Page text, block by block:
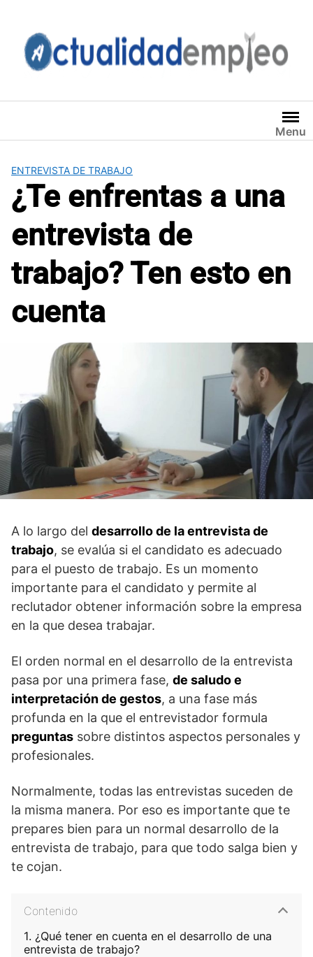
contenido
Menu
ENTREVISTA DE TRABAJO
¿Te enfrentas a una
entrevista de
trabajo? Ten esto en
cuenta
A lo largo del desarrollo de la entrevista de
trabajo, se evalúa si el candidato es adecuado
para el puesto de trabajo. Es un momento
importante para el candidato y permite al
reclutador obtener información sobre la empresa
en la que desea trabajar.
El orden normal en el desarrollo de la entrevista
pasa por una primera fase, de saludo e
interpretación de gestos, a una fase más
profunda en la que el entrevistador formula
preguntas sobre distintos aspectos personales y
profesionales.
Normalmente, todas las entrevistas suceden de
la misma manera. Por eso es importante que te
prepares bien para un normal desarrollo de la
entrevista de trabajo, para que todo salga bien y
te cojan.
Contenido
¿Qué tener en cuenta en el desarrollo de una
entrevista de trabajo?